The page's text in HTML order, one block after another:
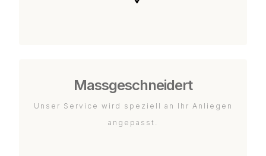
Massgeschneidert
Unser Service wird speziell an Ihr Anliegen
angepasst.